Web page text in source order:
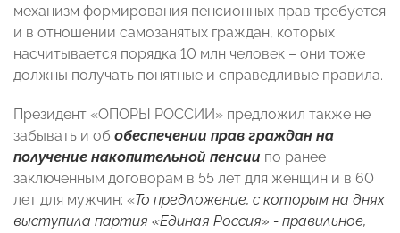
механизм формирования пенсионных прав требуется
и в отношении самозанятых граждан, которых
насчитывается порядка 10 млн человек – они тоже
должны получать понятные и справедливые правила.
Президент «ОПОРЫ РОССИИ» предложил также не
забывать и об обеспечении прав граждан на
получение накопительной пенсии по ранее
заключенным договорам в 55 лет для женщин и в 60
лет для мужчин: «То предложение, с которым на днях
выступила партия «Единая Россия» - правильное,